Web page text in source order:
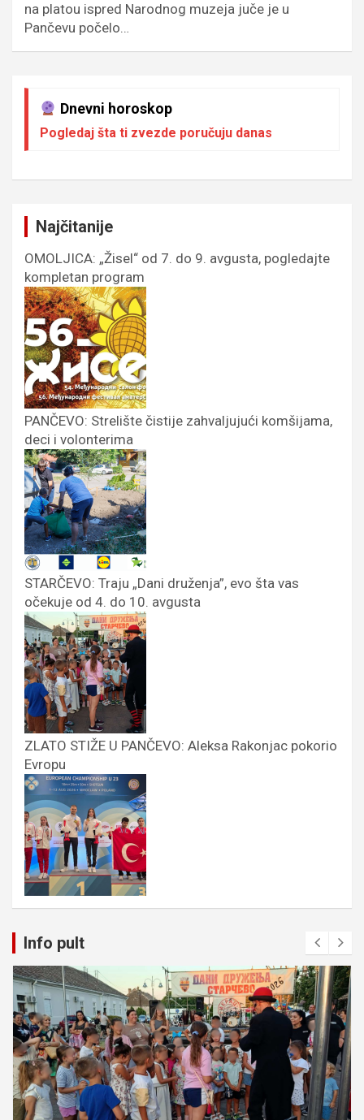
na platou ispred Narodnog muzeja juče je u
Pančevu počelo…
Dnevni horoskop
Pogledaj šta ti zvezde poručuju danas
Najčitanije
OMOLJICA: „Žisel“ od 7. do 9. avgusta, pogledajte
kompletan program
PANČEVO: Strelište čistije zahvaljujući komšijama,
deci i volonterima
STARČEVO: Traju „Dani druženja”, evo šta vas
očekuje od 4. do 10. avgusta
ZLATO STIŽE U PANČEVO: Aleksa Rakonjac pokorio
Evropu
Info pult